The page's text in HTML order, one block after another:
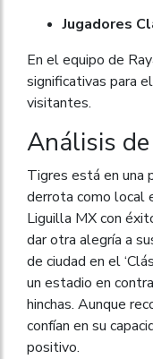
Jugadores
En el equipo de
significativas para
visitantes.
Análisis
Tigres está en una
derrota como local
Liguilla MX con
dar otra alegría a
de ciudad en el
un estadio en
hinchas. Aunque
confían en su
positivo.